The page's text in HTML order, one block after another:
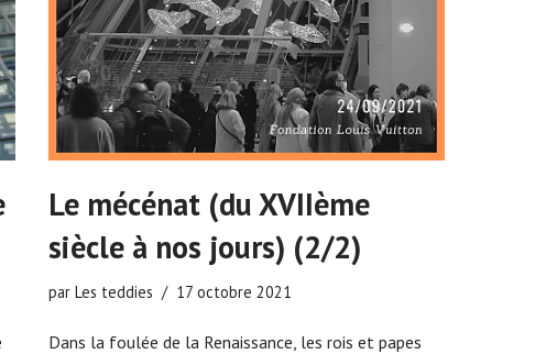
Le mécénat (du XVIIème
siècle à nos jours) (2/2)
par Les teddies 17 octobre 2021
Dans la foulée de la Renaissance, les rois et papes